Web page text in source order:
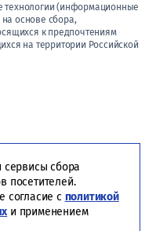
технологии (информационные
основе сбора,
к предпочтениям
на территории Российской
сервисы сбора
посетителей.
согласие с политикой
и применением